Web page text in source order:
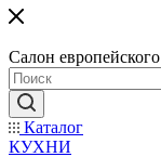
Салон
Каталог
КУХНИ